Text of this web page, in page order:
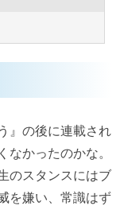
』の後に連載され
なかったのかな。
のスタンスにはブ
を嫌い、常識はず